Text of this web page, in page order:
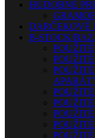
HUDOBNÉ
DARČEKOVÉ
B-STOCK/